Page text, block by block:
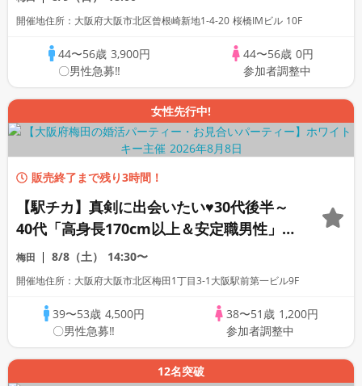
開催地住所：大阪府大阪市北区曾根崎新地1-4-20 桜橋IMビル 10F
44〜56歳 3,900円
〇男性急募‼
44〜56歳 0円
参加者調整中
女性先行中!
販売終了まで残り3時間！
【駅チカ】真剣に出会いたい♥30代後半～
40代「高身長170cm以上＆安定職男性」
スイーツ付き♬個室スタイル/White Key
AI Matching/マッチングあり
梅田 8/8（土） 14:30〜
開催地住所：大阪府大阪市北区梅田1丁目3-1大阪駅前第一ビル9F
39〜53歳4,500円
〇男性急募‼
38〜51歳 1,200円
参加者調整中
12名突破